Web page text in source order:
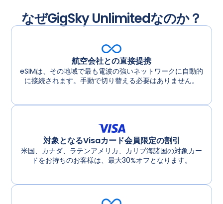
なぜGigSky Unlimitedなのか？
航空会社との直接提携
eSIMは、その地域で最も電波の強いネットワークに自動的
に接続されます。手動で切り替える必要はありません。
対象となるVisaカード会員限定の割引
米国、カナダ、ラテンアメリカ、カリブ海諸国の対象カー
ドをお持ちのお客様は、最大30%オフとなります。